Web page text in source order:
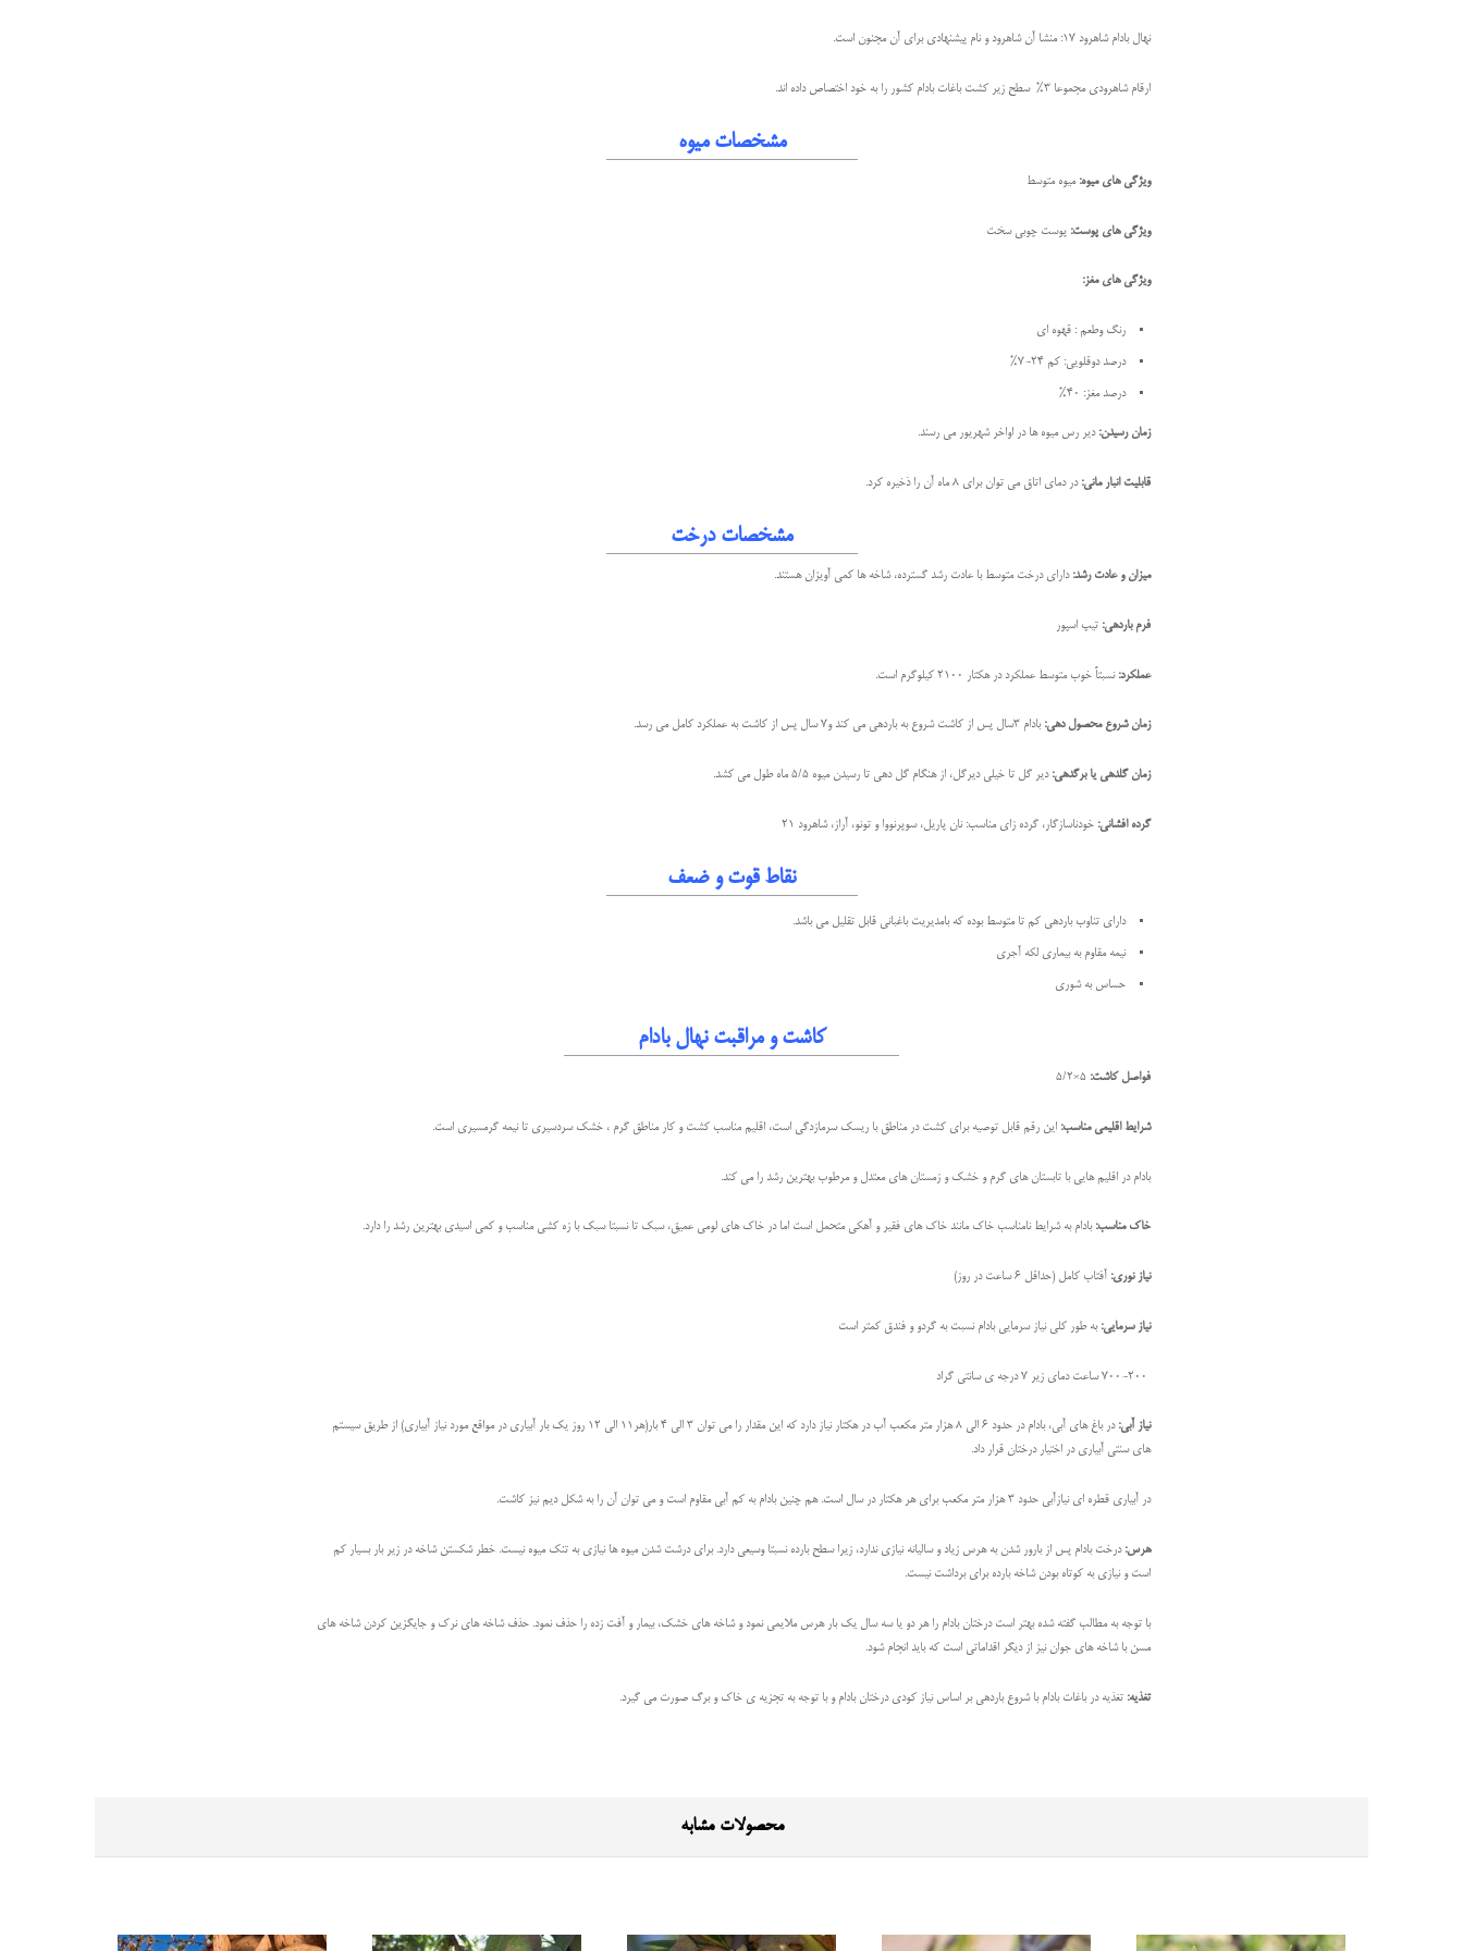
نهال بادام شاهرود 17: منشا آن شاهرود و نام پیشنهادی برای آن مجنون است.
ارقام شاهرودی مجموعا 3% سطح زیر کشت باغات بادام کشور را به خود اختصاص داده اند.
مشخصات میوه
ویژگی های میوه: میوه متوسط
ویژگی های پوست: پوست چوبی سخت
ویژگی های مغز:
رنگ وطعم : قهوه ای
درصد دوقلویی: کم 24-7%
درصد مغز: 40%
زمان رسیدن: دیر رس میوه ها در اواخر شهریور می رسند.
قابلیت انبار مانی:در دمای اتاق می توان برای 8 ماه آن را ذخیره کرد.
مشخصات درخت
میزان و عادت رشد: دارای درخت متوسط با عادت رشد گسترده، شاخه ها کمی آويزان هستند.
فرم باردهی: تیپ اسپور
عملکرد: نسبتاً خوب متوسط عملکرد در هکتار 2100 کیلوگرم است.
زمان شروع محصول دهی: بادام 3سال پس از کاشت شروع به باردهی می کند و7 سال پس از کاشت به عملکرد کامل می رسد.
زمان گلدهی یا برگدهی: دير گل تا خیلی ديرگل، از هنگام گل دهی تا رسیدن میوه ۵/۵ ماه طول می کشد.
گرده افشانی: خودناسازگار، گرده زای مناسب: نان پاريل، سوپرنووا و تونو، آراز، شاهرود 21
نقاط قوت و ضعف
دارای تناوب باردهی کم تا متوسط بوده که بامديريت باغبانی قابل تقلیل می باشد.
نیمه مقاوم به بیماری لکه آجری
حساس به شوری
کاشت و مراقبت نهال بادام
فواصل کاشت: 5×5/2
شرایط اقلیمی مناسب: این رقم قابل توصیه برای کشت در مناطق با ريسک سرمازدگی است، اقلیم مناسب کشت و کار مناطق گرم ، خشک سردسیری تا نیمه گرمسیری است.
بادام در اقلیم هایی با تابستان های گرم و خشک و زمستان های معتدل و مرطوب بهترین رشد را می کند.
خاک مناسب: بادام به شرایط نامناسب خاک مانند خاک های فقیر و آهکی متحمل است اما در خاک های لومی عمیق، سبک تا نسبتا سبک با زه کشی مناسب و کمی اسیدی بهترین رشد را دارد.
نیاز نوری: آفتاب کامل (حداقل 6 ساعت در روز)
نیاز سرمایی:به طور کلی نیاز سرمایی بادام نسبت به گردو و فندق کمتر است
700-200 ساعت دمای زیر 7 درجه ی سانتی گراد
نیاز آبی:
در باغ های آبی، بادام در حدود 6 الی 8 هزار متر مکعب آب در هکتار نیاز دارد که این مقدار را می توان 3 الی 4 بار(هر11 الی 12 روز یک بار آبیاری در مواقع مورد نیاز آبیاری) از طریق سیستم
های سنتی آبیاری در اختیار درختان قرار داد.
در آبیاری قطره ای نیازآبی حدود 3 هزار متر مکعب برای هر هکتار در سال است. هم چنین بادام به کم آبی مقاوم است و می توان آن را به شکل دیم نیز کاشت.
هرس:درخت بادام پس از بارور شدن به هرس زیاد و سالیانه نیازی ندارد، زیرا سطح بارده نسبتا وسیعی دارد. برای درشت شدن میوه ها نیازی به تنک میوه نیست. خطر شکستن شاخه در زیر بار بسیار کم
است و نیازی به کوتاه بودن شاخه بارده برای برداشت نیست.
با توجه به مطالب گفته شده بهتر است درختان بادام را هر دو یا سه سال یک بار هرس ملایمی نمود و شاخه های خشک، بیمار و آفت زده را حذف نمود. حذف شاخه های نرک و جایگزین کردن شاخه های
مسن با شاخه های جوان نیز از دیگر اقداماتی است که باید انجام شود.
تغذیه: تغذیه در باغات بادام با شروع باردهی بر اساس نیاز کودی درختان بادام و با توجه به تجزیه ی خاک و برگ صورت می گیرد.
محصولات مشابه